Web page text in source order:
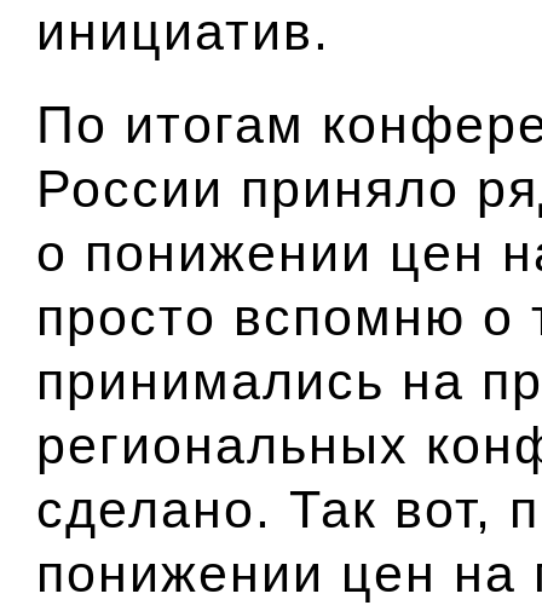
инициатив.
По итогам
России приняло
о понижении цен
просто вспомню о
принимались на
региональных
сделано. Так вот,
понижении цен на